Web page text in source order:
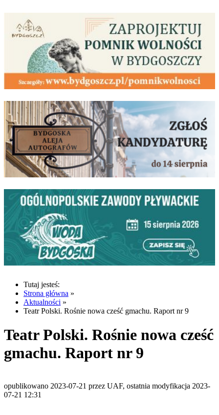
Tutaj jesteś:
Strona główna »
Aktualności »
Teatr Polski. Rośnie nowa cześć gmachu. Raport nr 9
Teatr Polski. Rośnie nowa cześć
gmachu. Raport nr 9
opublikowano 2023-07-21 przez UAF, ostatnia modyfikacja 2023-
07-21 12:31